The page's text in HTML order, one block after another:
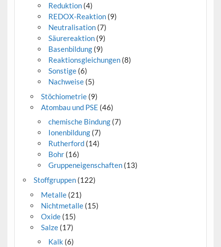
Reduktion (4)
REDOX-Reaktion (9)
Neutralisation (7)
Säurereaktion (9)
Basenbildung (9)
Reaktionsgleichungen (8)
Sonstige (6)
Nachweise (5)
Stöchiometrie(9)
Atombau und PSE (46)
chemische Bindung (7)
Ionenbildung (7)
Rutherford (14)
Bohr (16)
Gruppeneigenschaften (13)
Stoffgruppen(122)
Metalle(21)
Nichtmetalle(15)
Oxide(15)
Salze(17)
Kalk (6)